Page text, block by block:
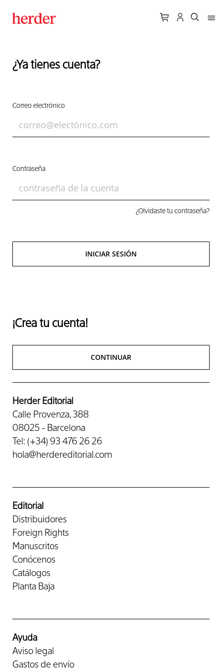
¿Ya tienes cuenta?
Correo electrónico
Contraseña
¿Olvidaste tu contraseña?
INICIAR SESIÓN
¡Crea tu cuenta!
CONTINUAR
Herder Editorial
Calle Provenza, 388
08025 - Barcelona
Tel: (+34) 93 476 26 26
hola@herdereditorial.com
Editorial
Distribuidores
Foreign Rights
Manuscritos
Conócenos
Catálogos
Planta Baja
Ayuda
Aviso legal
Gastos de envío